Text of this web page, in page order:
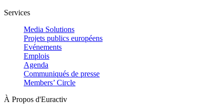
Services
Media Solutions
Projets publics européens
Evénements
Emplois
Agenda
Communiqués de presse
Members’ Circle
À Propos d'Euractiv